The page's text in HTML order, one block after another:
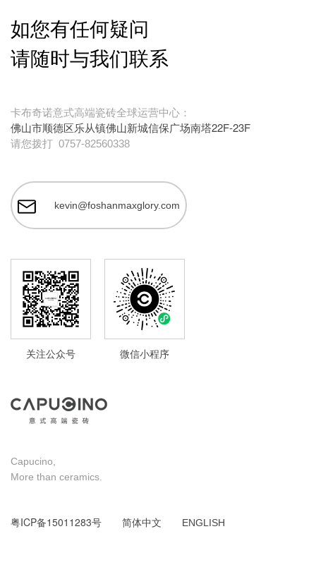
如您有任何疑问
请随时与我们联系
卡布奇诺意式高端瓷砖全球运营中心：
佛山市顺德区乐从镇佛山新城信保广场南塔22F-23F
请您拨打 0757-82560338
kevin@foshanmaxglory.com
关注公众号 微信小程序
Capucino,
More than ceramics.
粤ICP备15011283号 简体中文 ENGLISH